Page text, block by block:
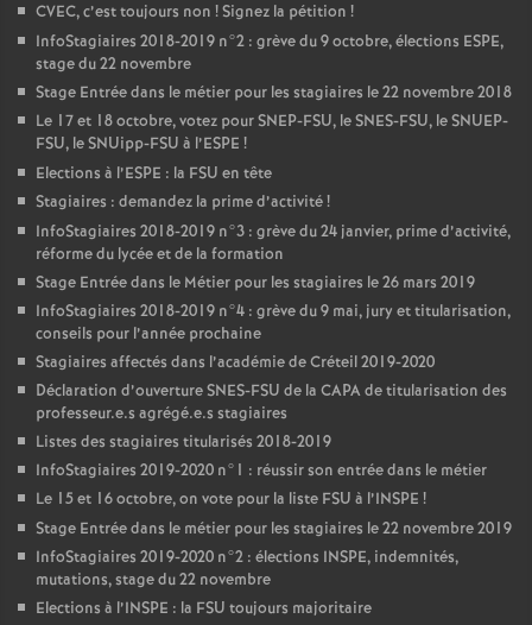
CVEC, c’est toujours non ! Signez la pétition !
InfoStagiaires 2018-2019 n°2 : grève du 9 octobre, élections ESPE,
stage du 22 novembre
Stage Entrée dans le métier pour les stagiaires le 22 novembre 2018
Le 17 et 18 octobre, votez pourSNEP-FSU, leSNES-FSU, leSNUEP-
FSU, le SNUipp-FSU à l’ESPE !
Elections à l’ESPE : la FSU en tête
Stagiaires : demandez la prime d’activité!
InfoStagiaires 2018-2019 n°3 : grève du 24 janvier, prime d’activité,
réforme du lycée et de la formation
Stage Entrée dans le Métier pour les stagiaires le 26 mars 2019
InfoStagiaires 2018-2019 n°4 : grève du 9 mai, jury et titularisation,
conseils pour l’année prochaine
Stagiaires affectés dans l’académie de Créteil 2019-2020
Déclaration d’ouvertureSNES-FSU de la CAPAde titularisation des
professeur.e.s agrégé.e.s stagiaires
Listes des stagiaires titularisés 2018-2019
InfoStagiaires 2019-2020 n°1 : réussir son entrée dans le métier
Le 15 et 16 octobre, on vote pour la liste FSU à l’INSPE !
Stage Entrée dans le métier pour les stagiaires le 22 novembre 2019
InfoStagiaires 2019-2020 n°2 : élections INSPE, indemnités,
mutations, stage du 22 novembre
Elections à l’INSPE : la FSU toujours majoritaire